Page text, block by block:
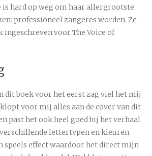
is hard op weg om haar allergrootste
professioneel zangeres worden. Ze
voor The Voice of
dit boek voor het eerst zag viel het mij
voor mij alles aan de cover van dit
past het ook heel goed bij het verhaal.
lettertypen en kleuren
speels effect waardoor het direct mijn